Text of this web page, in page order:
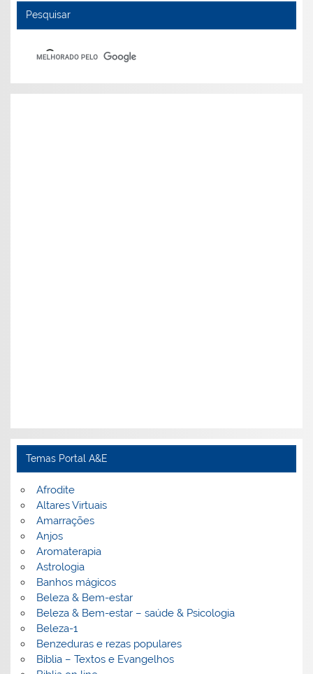
Pesquisar
Temas Portal A&E
Afrodite
Altares Virtuais
Amarrações
Anjos
Aromaterapia
Astrologia
Banhos mágicos
Beleza & Bem-estar
Beleza & Bem-estar – saúde & Psicologia
Beleza-1
Benzeduras e rezas populares
Bíblia – Textos e Evangelhos